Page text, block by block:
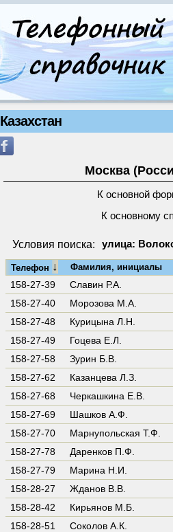
Казахстан
Москва
К основной
К основному
Условия поиска: улица:
Телефон ↓ Фамилия, инициалы
158-27-39
Славин Р.А.
158-27-40
Морозова М.А.
158-27-48
Курицына Л.Н.
158-27-49
Гоцева Е.Л.
158-27-58
Зурин Б.В.
158-27-62
Казанцева Л.З.
158-27-68
Черкашкина Е.В.
158-27-69
Шашков А.Ф.
158-27-70
Марнупольская Т.Ф.
158-27-78
Даренков П.Ф.
158-27-79
Марина Н.И.
158-28-27
Жданов В.В.
158-28-42
Кирьянов М.Б.
158-28-51
Соколов А.К.